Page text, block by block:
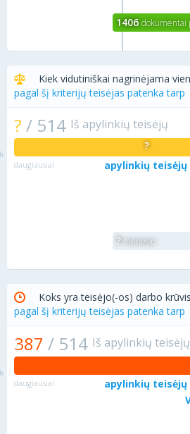
1406dokumentai
Kiek vidutiniškai nagrinėjama
pagal šį kriterijų teisėjas patenka tarp
? / 514 Iš apylinkių teisėjų
?
daugiausiai apylinkių teisėjų
? mėnesio
Koks yra teisėjo(-os) darbo
pagal šį kriterijų teisėjas patenka tarp
387 / 514 Iš apylinkių teisėjų
daugiausiai apylinkių teisėjų